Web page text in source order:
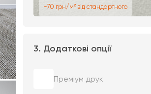
-70 грн/м² від стандартного
3. Додаткові опції
Преміум друк